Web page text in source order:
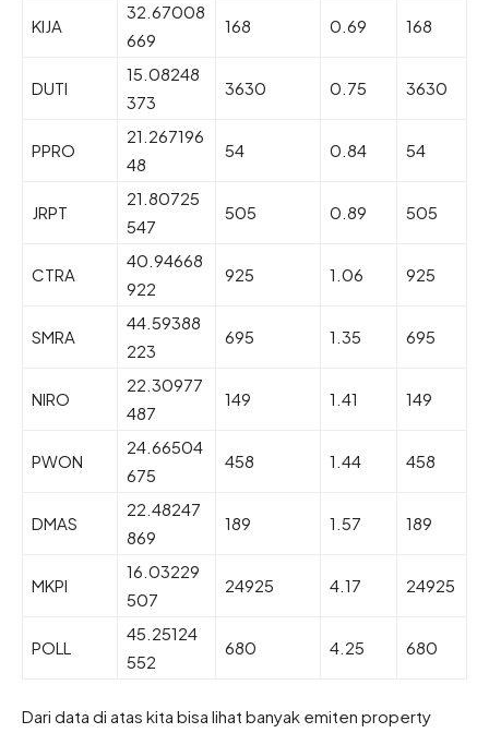
KIJA
32.67008
669
168 0.69 168
DUTI
15.08248
373
3630 0.75 3630
PPRO
21.267196
48
54 0.84 54
JRPT
21.80725
547
505 0.89 505
CTRA
40.94668
922
925 1.06 925
SMRA
44.59388
223
695 1.35 695
NIRO
22.30977
487
149 1.41 149
PWON
24.66504
675
458 1.44 458
DMAS
22.48247
869
189 1.57 189
MKPI
16.03229
507
24925 4.17 24925
POLL
45.25124
552
680 4.25 680
Dari data di atas kita bisa lihat banyak emiten property